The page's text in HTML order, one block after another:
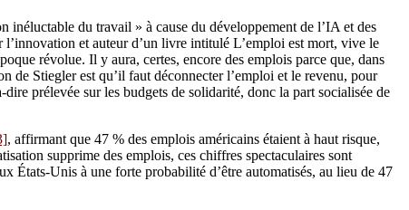
du travail » à cause du développement de l’IA et des
et auteur d’un livre intitulé L’emploi est mort, vive le
révolue. Il y aura, certes, encore des emplois parce que, dans
de Stiegler est qu’il faut déconnecter l’emploi et le revenu, pour
prélevée sur les budgets de solidarité, donc la part socialisée de
, affirmant que 47 % des emplois américains étaient à haut risque,
supprime des emplois, ces chiffres spectaculaires sont
États-Unis à une forte probabilité d’être automatisés, au lieu de 47